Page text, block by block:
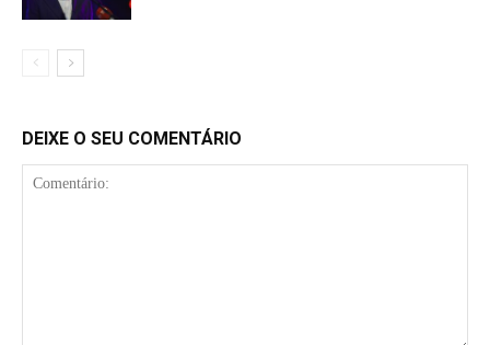
DEIXE O SEU COMENTÁRIO